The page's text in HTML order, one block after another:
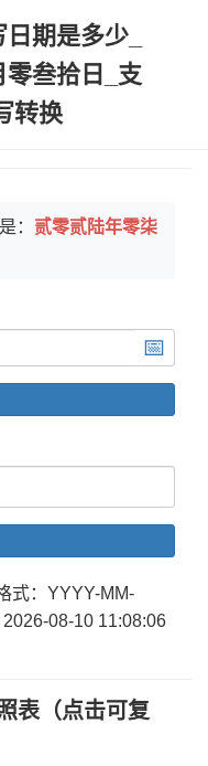
期是多少_
零叁拾日_支
转换
： 贰零贰陆年零柒
📅
式：YYYY-MM-
2026-08-10 11:08:07
表（点击可复